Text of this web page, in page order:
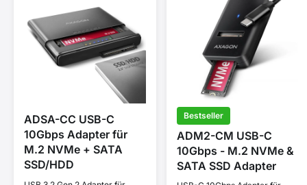
ADSA-CC USB-C
10Gbps Adapter für
M.2 NVMe + SATA
SSD/HDD
Bestseller
ADM2-CM USB-C
10Gbps - M.2 NVMe &
SATA SSD Adapter